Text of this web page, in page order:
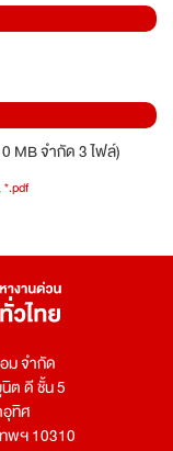
MB จำกัด 3 ไฟล์)
*.pdf
ม จำกัด
ต ดี ชั้น 5
อุทิศ
ทพฯ 10310